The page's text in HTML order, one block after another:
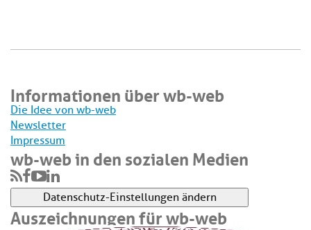
Informationen über wb-web
Die Idee von wb-web
Newsletter
Impressum
wb-web in den sozialen Medien
Datenschutz-Einstellungen ändern
Auszeichnungen für wb-web